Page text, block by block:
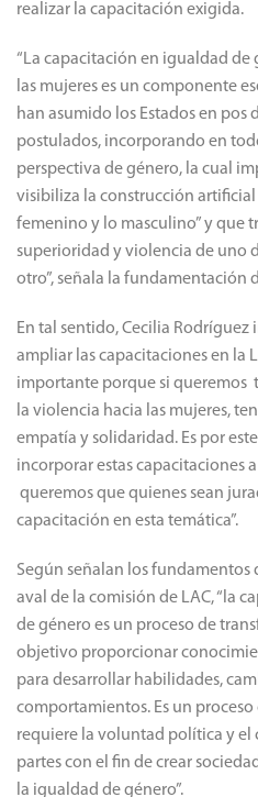
realizar la capacitación exigida.
“La capacitación en igualdad
las mujeres es un componente
han asumido los Estados en pos
postulados, incorporando en
perspectiva de género, la cual
visibiliza la construcción artificial
femenino y lo masculino” y que
superioridad y violencia de uno
otro”, señala la fundamentación
En tal sentido, Cecilia Rodríguez
ampliar las capacitaciones en la
importante porque si queremos
la violencia hacia las mujeres,
empatía y solidaridad. Es por
incorporar estas capacitaciones
queremos que quienes sean
capacitación en esta temática”.
Según señalan los fundamentos
aval de la comisión de LAC, “la
de género es un proceso de
objetivo proporcionar
para desarrollar habilidades,
comportamientos. Es un
requiere la voluntad política y el
partes con el fin de crear
la igualdad de género”.